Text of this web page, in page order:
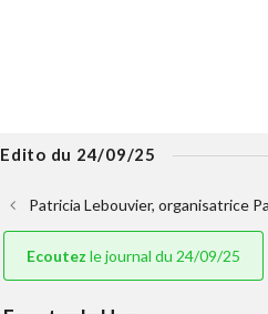
Edito du 24/09/25
Patricia Lebouvier, organisatrice
Ecoutez le journal du 24/09/25